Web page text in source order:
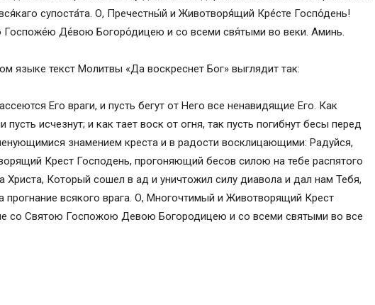
Животворящему Кресту Господню:
супоста́та. О, Пречестны́й и Животворя́щий Кре́сте Госпо́день!
Де́вою Богоро́дицею и со всеми свя́тыми во веки. Аминь.
языке текст Молитвы «Да воскреснет Бог» выглядит так:
Его враги, и пусть бегут от Него все ненавидящие Его. Как
пусть исчезнут; и как тает воск от огня, так пусть погибнут бесы перед
знамением креста и в радости восклицающими: Радуйся,
Крест Господень, прогоняющий бесов силою на тебе распятого
Христа, Который сошел в ад и уничтожил силу диавола и дал нам Тебя,
прогнание всякого врага. О, Многочтимый и Животворящий Крест
со Святою Госпожою Девою Богородицею и со всеми святыми во все